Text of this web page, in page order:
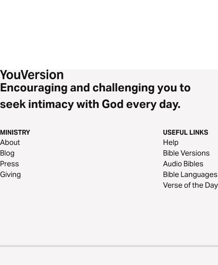
Encouraging and challenging you to
seek intimacy with God every day.
MINISTRY
About
Blog
Press
Giving
USEFUL LINKS
Help
Bible Versions
Audio Bibles
Bible Languages
Verse of the Day